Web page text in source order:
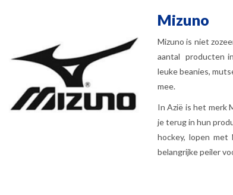
Mizuno
Mizuno is niet
aantal producten
leuke beanies,
mee.
In Azië is het merk
je terug in hun
hockey, lopen met
belangrijke peiler